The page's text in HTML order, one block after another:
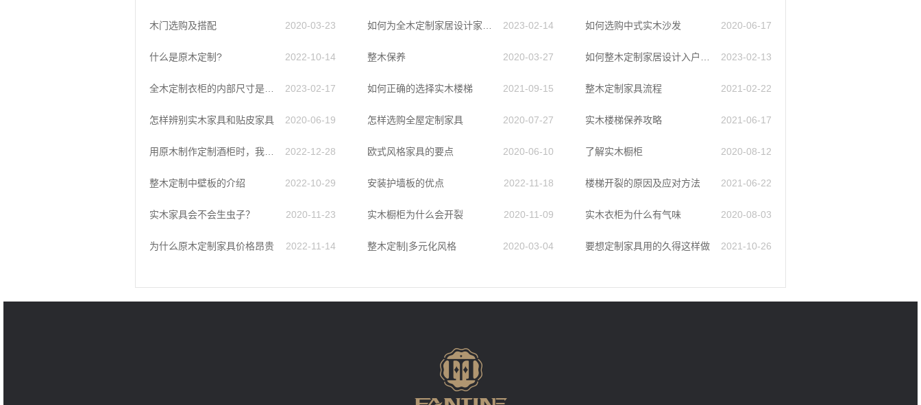
木门选购及搭配 2020-03-23 2023-02-14 如何选购中式实木沙发 2020-06-17
什么是原木定制? 2022-10-14 整木保养 2020-03-27 2023-02-13
2023-02-17 如何正确的选择实木楼梯 2021-09-15 整木定制家具流程 2021-02-22
怎样辨别实木家具和贴皮家具 2020-06-19 怎样选购全屋定制家具 2020-07-27 实木楼梯保养攻略 2021-06-17
2022-12-28 欧式风格家具的要点 2020-06-10 了解实木橱柜 2020-08-12
整木定制中壁板的介绍 2022-10-29 安装护墙板的优点 2022-11-18 楼梯开裂的原因及应对方法 2021-06-22
实木家具会不会生虫子？ 2020-11-23 实木橱柜为什么会开裂 2020-11-09 实木衣柜为什么有气味 2020-08-03
为什么原木定制家具价格昂贵 2022-11-14 整木定制|多元化风格 2020-03-04 要想定制家具用的久得这样做 2021-10-26